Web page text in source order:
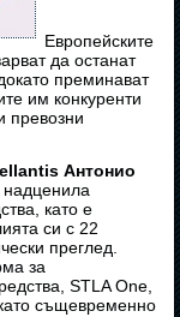
Европейските
да останат
преминават
им конкуренти
превозни
Антонио
надценила
като е
си с 22
преглед.
за
STLA One,
същевременно